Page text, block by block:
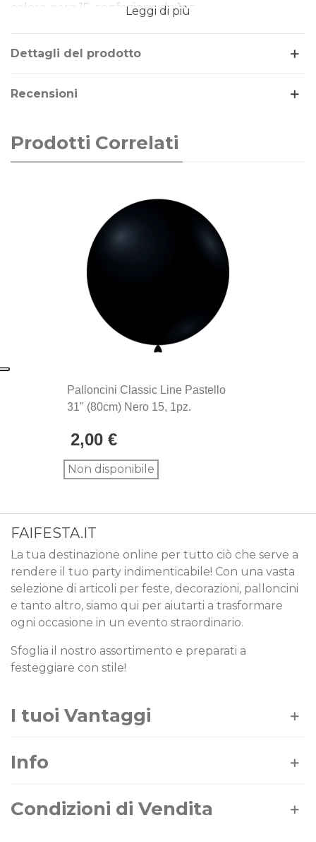
colore nero 15, confezione da 1pz.
Dimensione: 53x250x160cm
Tipo Colore: pastello
Gonfiaggio: aria
rendendoli una scelta ideale per ogni evento.
Perfetti per decorazioni di piccole e grandi
dimensioni, offrono qualità e versatilità in ogni
La linea di palloncini Classic Line sono gli storici
palloncini Rocca Fun Factory, prodotti in Italia dal
1902. Si distinguono per la qualità eccezionale e la
produzione Made in Italy, sinonimo di maestria
artigianale e attenzione ai dettagli.
Leggi di più
Dettagli del prodotto
Recensioni
Prodotti Correlati
Palloncini Classic Line Pastello
31" (80cm) Nero 15, 1pz.
2,00 €
Non disponibile
FAIFESTA.IT
La tua destinazione online per tutto ciò che serve a
rendere il tuo party indimenticabile! Con una vasta
selezione di articoli per feste, decorazioni, palloncini
e tanto altro, siamo qui per aiutarti a trasformare
ogni occasione in un evento straordinario.
Sfoglia il nostro assortimento e preparati a
festeggiare con stile!
I tuoi Vantaggi
Info
Condizioni di Vendita